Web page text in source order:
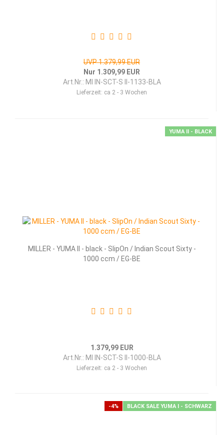
UVP 1.379,99 EUR
Nur 1.309,99 EUR
Art.Nr.: MI IN-SCT-S II-1133-BLA
Lieferzeit: ca 2 - 3 Wochen
YUMA II - BLACK
MILLER - YUMA II - black - SlipOn / Indian Scout Sixty -
1000 ccm / EG-BE
1.379,99 EUR
Art.Nr.: MI IN-SCT-S II-1000-BLA
Lieferzeit: ca 2 - 3 Wochen
-4% BLACK SALE YUMA I - SCHWARZ